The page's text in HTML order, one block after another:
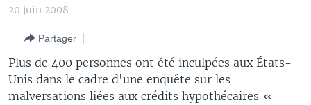
Retour
rechercheFOCUS SAHEL
REPORTAGES
LE MONDE AU FÉMININ
L'AMÉRIQUE ET VOUS
LINGALA
SANGO
Apprenez L'anglais
SUIVEZ-NOUS
20 juin 2008
Partager
Plus de 400 personnes ont été inculpées aux États-
Unis dans le cadre d'une enquête sur les
malversations liées aux crédits hypothécaires «